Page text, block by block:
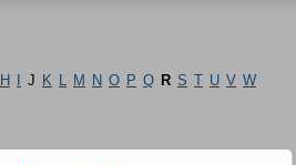
H J K L M N O P Q R S T U V W